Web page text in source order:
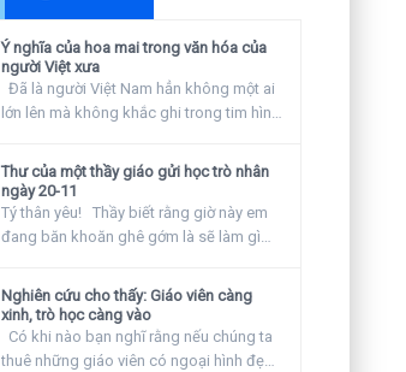
Ý nghĩa của hoa mai trong văn hóa của
người Việt xưa
Đã là người Việt Nam hẳn không một ai
lớn lên mà không khắc ghi trong tim hình
Thư của một thầy giáo gửi học trò nhân
ngày 20-11
Tý thân yêu! Thầy biết rằng giờ này em
đang băn khoăn ghê gớm là sẽ làm gì
Nghiên cứu cho thấy: Giáo viên càng
xinh, trò học càng vào
Có khi nào bạn nghĩ rằng nếu chúng ta
thuê những giáo viên có ngoại hình đẹp